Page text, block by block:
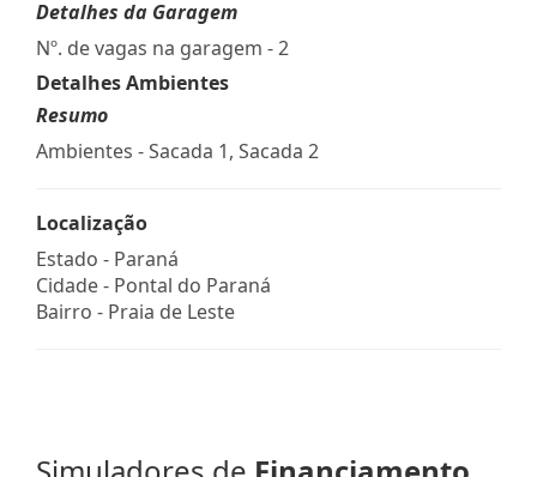
Detalhes da Garagem
Nº. de vagas na garagem - 2
Detalhes Ambientes
Resumo
Ambientes - Sacada 1, Sacada 2
Localização
Estado - Paraná
Cidade - Pontal do Paraná
Bairro - Praia de Leste